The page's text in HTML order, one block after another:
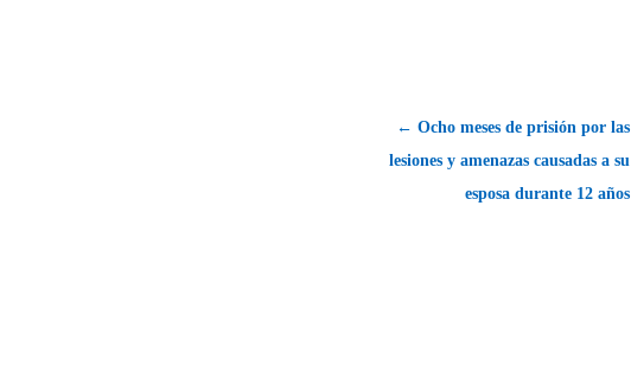
← Ocho meses de prisión por las
lesiones y amenazas causadas a su
esposa durante 12 años